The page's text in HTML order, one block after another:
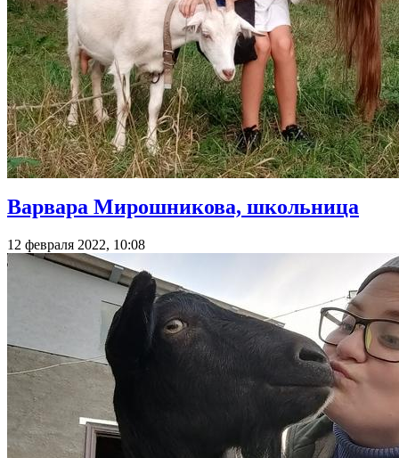
Варвара Мирошникова, школьница
12 февраля 2022, 10:08